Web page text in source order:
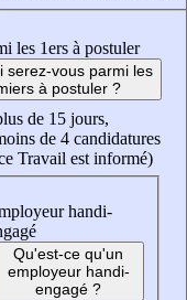
les 1ers à postuler
serez-vous parmi les
à postuler ?
de 15 jours,
de 4 candidatures
Travail est informé)
handi-
Qu'est-ce qu'un
employeur handi-
engagé ?